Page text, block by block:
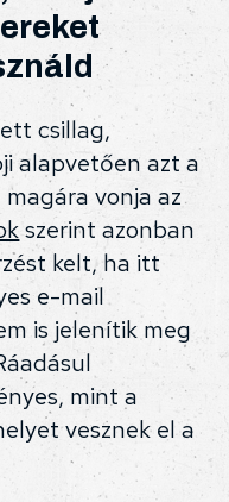
csillag,
alapvetően azt a
vonja az
szerint azonban
kelt, ha itt
e-mail
is jelenítik meg
mint a
vesznek el a